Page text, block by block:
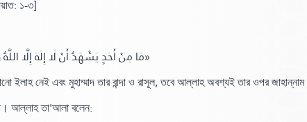
১-৩]
«مَا مِنْ أَحَدٍ يَشْهَدُ أَنْ لَا إِلَهَ إِلَّا اللَّهُ وَأَنَّ مُحَمَّدًا رَسُولُ اللَّهِ صِدْقًا مِنْ قَلْبِهِ، إِلَّا حَرَّمَهُ اللَّهُ عَلَى النَّارِ»
নেই এবং মুহাম্মাদ তার বান্দা ও রাসূল, তবে আল্লাহ অবশ্যই তার ওপর জাহান্নাম
আল্লাহ তা'আলা বলেন: